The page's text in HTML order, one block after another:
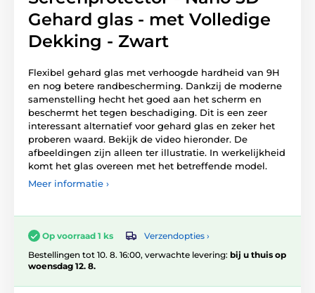
Gehard glas - met Volledige
Dekking - Zwart
Flexibel gehard glas met verhoogde hardheid van 9H
en nog betere randbescherming. Dankzij de moderne
samenstelling hecht het goed aan het scherm en
beschermt het tegen beschadiging. Dit is een zeer
interessant alternatief voor gehard glas en zeker het
proberen waard. Bekijk de video hieronder. De
afbeeldingen zijn alleen ter illustratie. In werkelijkheid
komt het glas overeen met het betreffende model.
Meer informatie ›
Op voorraad 1 ks
Verzendopties ›
Bestellingen tot 10. 8. 16:00, verwachte levering: bij u thuis op
woensdag 12. 8.